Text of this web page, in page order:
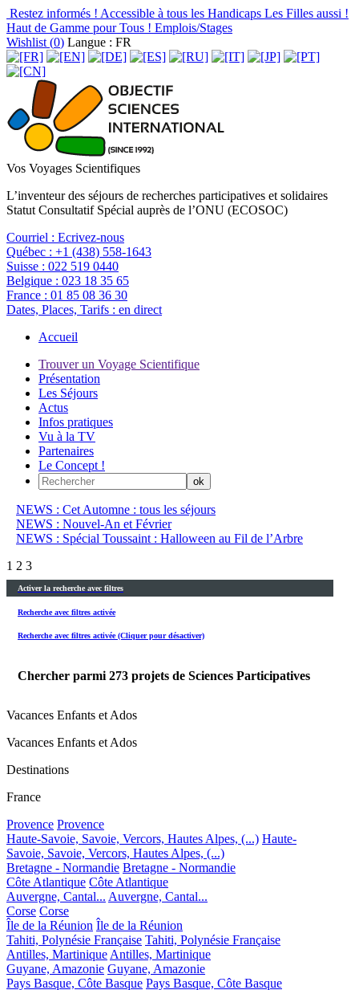
Restez informés ! Accessible à tous les Handicaps Les Filles aussi !
Haut de Gamme pour Tous ! Emplois/Stages
Wishlist (0) Langue : FR
Vos Voyages Scientifiques
L’inventeur des séjours de recherches participatives et solidaires
Statut Consultatif Spécial auprès de l’ONU (ECOSOC)
Courriel : Ecrivez-nous
Québec : +1 (438) 558-1643
Suisse : 022 519 0440
Belgique : 023 18 35 65
France : 01 85 08 36 30
Dates, Places, Tarifs : en direct
Accueil
Trouver un Voyage Scientifique
Présentation
Les Séjours
Actus
Infos pratiques
Vu à la TV
Partenaires
Le Concept !
NEWS : Cet Automne : tous les séjours
NEWS : Nouvel-An et Février
NEWS : Spécial Toussaint : Halloween au Fil de l’Arbre
1 2 3
Activer la recherche avec filtres
Recherche avec filtres activée
Recherche avec filtres activée (Cliquer pour désactiver)
Chercher parmi 273 projets de Sciences Participatives
Vacances Enfants et Ados
Vacances Enfants et Ados
Destinations
France
Provence Provence
Haute-Savoie, Savoie, Vercors, Hautes Alpes, (...) Haute-
Savoie, Savoie, Vercors, Hautes Alpes, (...)
Bretagne - Normandie Bretagne - Normandie
Côte Atlantique Côte Atlantique
Auvergne, Cantal... Auvergne, Cantal...
Corse Corse
Île de la Réunion Île de la Réunion
Tahiti, Polynésie Française Tahiti, Polynésie Française
Antilles, MartiniqueAntilles, Martinique
Guyane, Amazonie Guyane, Amazonie
Pays Basque, Côte Basque Pays Basque, Côte Basque